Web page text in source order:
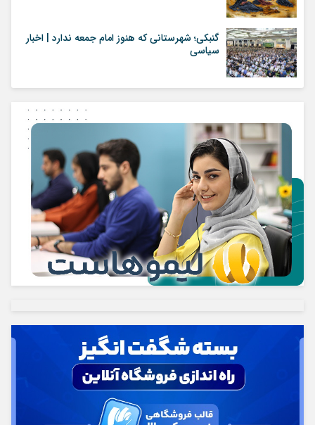
گنبکی؛ شهرستانی که هنوز امام جمعه ندارد | اخبار
سیاسی